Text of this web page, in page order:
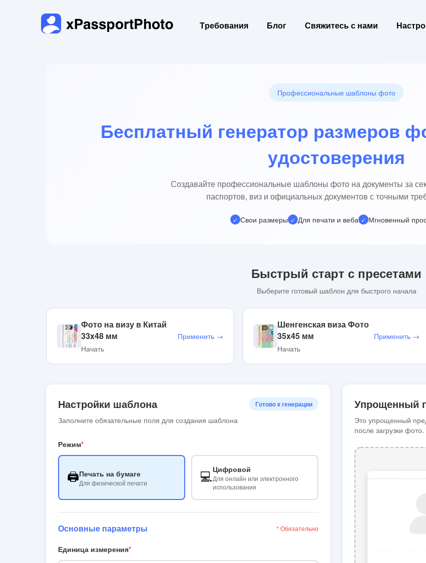
Требования Блог Свяжитесь с нами
Профессиональные шаблоны фото
Бесплатный генератор размеров
удостоверения
Создавайте профессиональные шаблоны фото на документы за
паспортов, виз и официальных документов с точными
✓ Свои размеры ✓ Для печати и веба ✓ Мгновенный
Быстрый старт с пресетами
Выберите готовый шаблон для быстрого начала
Фото на визу в Китай
33x48 мм
Начать
Применить →
Шенгенская виза Фото
35x45 мм
Начать
Применить →
Настройки шаблона Готово к генерации
Заполните обязательные поля для создания шаблона
Режим
🖨️Печать на бумаге
Для физической печати 💻Цифровой
Для онлайн или электронного
использования
Основные параметры * Обязательно
Единица измерения
Упрощенный
Это упрощенный
после загрузки фото.